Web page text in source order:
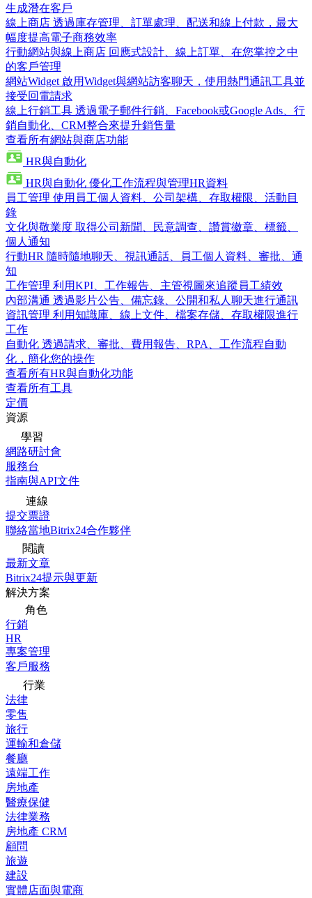
生成潛在客戶
線上商店 透過庫存管理、訂單處理、配送和線上付款，最大
幅度提高電子商務效率
行動網站與線上商店 回應式設計、線上訂單、在您掌控之中
的客戶管理
網站Widget 啟用Widget與網站訪客聊天，使用熱門通訊工具並
接受回電請求
線上行銷工具 透過電子郵件行銷、Facebook或Google Ads、行
銷自動化、CRM整合來提升銷售量
查看所有網站與商店功能
HR與自動化
HR與自動化 優化工作流程與管理HR資料
員工管理 使用員工個人資料、公司架構、存取權限、活動目
錄
文化與敬業度 取得公司新聞、民意調查、讚賞徽章、標籤、
個人通知
行動HR 隨時隨地聊天、視訊通話、員工個人資料、審批、通
知
工作管理 利用KPI、工作報告、主管視圖來追蹤員工績效
內部溝通 透過影片公告、備忘錄、公開和私人聊天進行通訊
資訊管理 利用知識庫、線上文件、檔案存儲、存取權限進行
工作
自動化 透過請求、審批、費用報告、RPA、工作流程自動
化，簡化您的操作
查看所有HR與自動化功能
查看所有工具
定價
資源
學習
網路研討會
服務台
指南與API文件
連線
提交票證
聯絡當地Bitrix24合作夥伴
閱讀
最新文章
Bitrix24提示與更新
解決方案
角色
行銷
HR
專案管理
客戶服務
行業
法律
零售
旅行
運輸和倉儲
餐廳
遠端工作
房地產
醫療保健
法律業務
房地產 CRM
顧問
旅遊
建設
實體店面與電商